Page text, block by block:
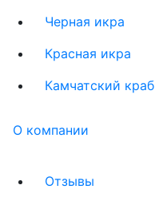
Черная икра
Красная икра
Камчатский краб
О компании
Отзывы